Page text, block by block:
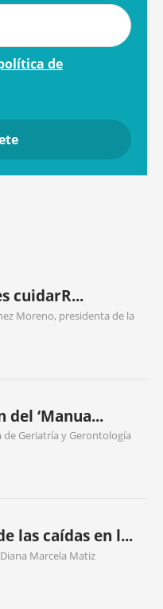
de
cuidarR...
Moreno, presidenta de la
del ‘Manua...
de Geriatría y Gerontología
las caídas en l...
Marcela Matiz